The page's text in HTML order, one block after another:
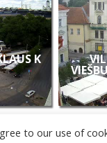
K
to our use of